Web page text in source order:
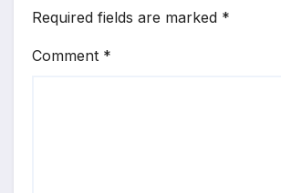
Required fields are marked *
Comment *